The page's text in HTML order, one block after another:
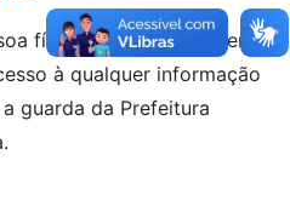
física ou jurídica poderá
à qualquer informação
guarda da Prefeitura